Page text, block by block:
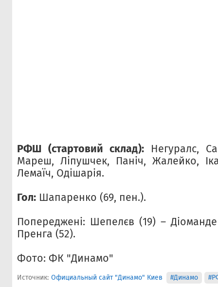
РФШ (стартовий склад): Негуралс,
Мареш, Ліпушчек, Паніч, Жалейко,
Лемаїч, Одішарія.
Гол: Шапаренко (69, пен.).
Попереджені: Шепелєв (19) –
Пренга (52).
Фото: ФК "Динамо"
Источник: Официальный сайт "Динамо" Киев #Динамо